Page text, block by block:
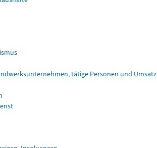
tätige Personen und Umsatz